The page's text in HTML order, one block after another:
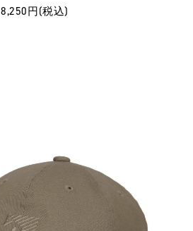
8,250円(税込)